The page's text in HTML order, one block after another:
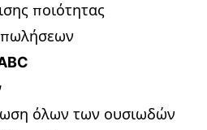
ποιότητας
πωλήσεων
όλων των ουσιωδών